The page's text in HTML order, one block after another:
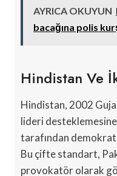
AYRICA OKUYUN
bacağına polis
Hindistan Ve
Hindistan, 2002
lideri desteklemesine
tarafından
Bu çifte standart,
provokatör olarak